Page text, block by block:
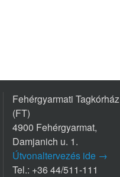
Fehérgyarmati Tagkórház
(FT)
4900 Fehérgyarmat,
Damjanich u. 1.
Útvonaltervezés ide →
Tel.: +36 44/511-111